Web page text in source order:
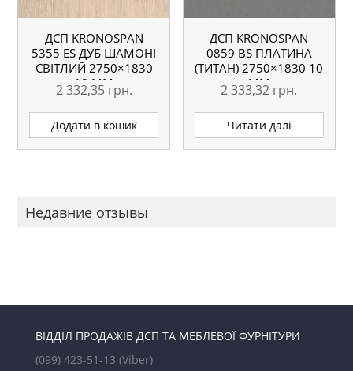
ДСП KRONOSPAN
5355 ЕS ДУБ ШАМОНІ
СВІТЛИЙ 2750×1830
18 ММ
2 332,35 грн.
Додати в кошик
ДСП KRONOSPAN
0859 BS ПЛАТИНА
(ТИТАН) 2750×1830 10
ММ
2 333,32 грн.
Читати далі
Недавние отзывы
ВІДДІЛ ПРОДАЖІВ ДСП ТА МЕБЛЕВОЇ ФУРНІТУРИ
(099) 423-51-13 (Viber)